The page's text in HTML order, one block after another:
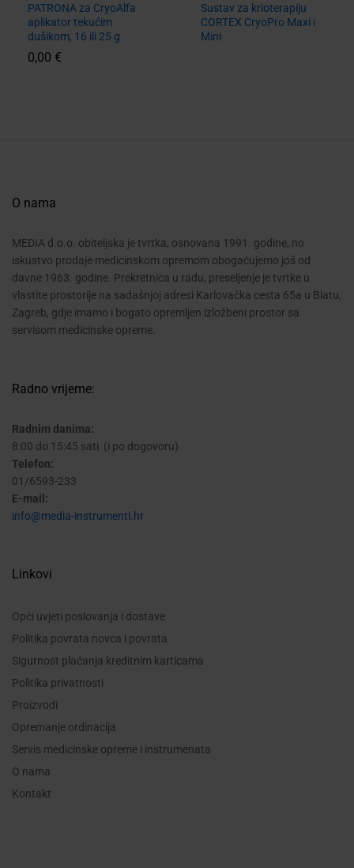
PATRONA za CryoAlfa
aplikator tekućim
dušikom, 16 ili 25 g
0,00 €
Sustav za krioterapiju
CORTEX CryoPro Maxi i
Mini
O nama
MEDIA d.o.o. obiteljska je tvrtka, osnovana 1991. godine, no
iskustvo prodaje medicinskom opremom obogaćujemo još od
davne 1963. godine. Prekretnica u radu, preseljenje je tvrtke u
vlastite prostorije na sadašnjoj adresi Karlovačka cesta 65a u Blatu,
Zagreb, gdje imamo i bogato opremljen izložbeni prostor sa
servisom medicinske opreme.
Radno vrijeme:
Radnim danima:
8:00 do 15:45 sati (i po dogovoru)
Telefon:
01/6593-233
E-mail:
info@media-instrumenti.hr
Linkovi
Opći uvjeti poslovanja i dostave
Politika povrata novca i povrata
Sigurnost plaćanja kreditnim karticama
Politika privatnosti
Proizvodi
Opremanje ordinacija
Servis medicinske opreme i instrumenata
O nama
Kontakt